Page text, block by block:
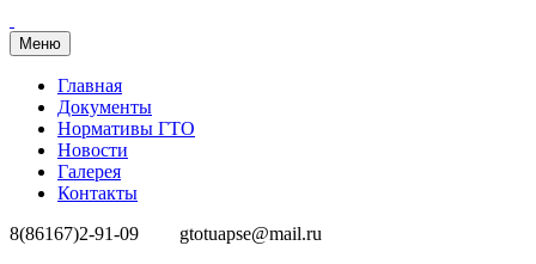
Меню
Главная
Документы
Нормативы ГТО
Новости
Галерея
Контакты
8(86167)2-91-09
gtotuapse@mail.ru